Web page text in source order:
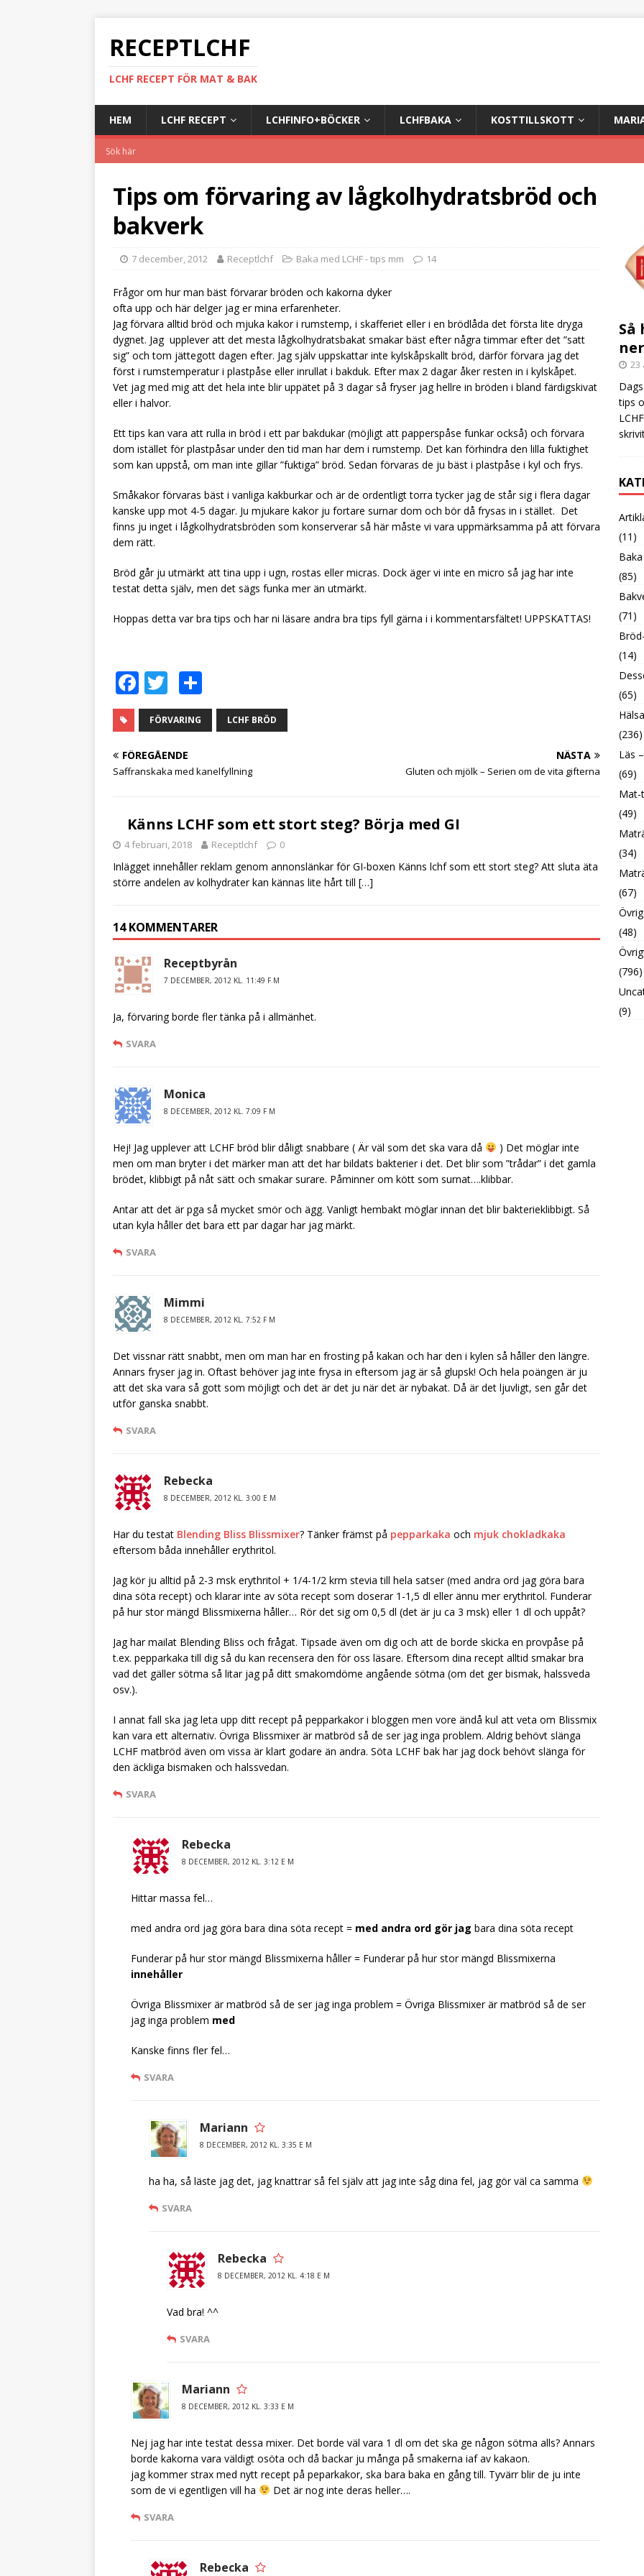
RECEPTLCHF
LCHF RECEPT FÖR MAT & BAK
HEM LCHF RECEPT LCHFINFO+BÖCKER LCHFBAKA KOSTTILLSKOTT
Tips om förvaring av lågkolhydratsbröd och
bakverk
7 december, 2012 Receptlchf Baka med LCHF - tips mm 14
Frågor om hur man bäst förvarar bröden och kakorna dyker
ofta upp och här delger jag er mina erfarenheter.
Jag förvara alltid bröd och mjuka kakor i rumstemp, i skafferiet eller i en brödlåda det första lite dryga
dygnet. Jag upplever att det mesta lågkolhydratsbakat smakar bäst efter några timmar efter det ”satt
sig” och tom jättegott dagen efter. Jag själv uppskattar inte kylskåpskallt bröd, därför förvara jag det
först i rumstemperatur i plastpåse eller inrullat i bakduk. Efter max 2 dagar åker resten in i kylskåpet.
Vet jag med mig att det hela inte blir uppätet på 3 dagar så fryser jag hellre in bröden i bland färdigskivat
eller i halvor.
Ett tips kan vara att rulla in bröd i ett par bakdukar (möjligt att papperspåse funkar också) och förvara
dom istället för plastpåsar under den tid man har dem i rumstemp. Det kan förhindra den lilla fuktighet
som kan uppstå, om man inte gillar ”fuktiga” bröd. Sedan förvaras de ju bäst i plastpåse i kyl och frys.
Småkakor förvaras bäst i vanliga kakburkar och är de ordentligt torra tycker jag de står sig i flera dagar
kanske upp mot 4-5 dagar. Ju mjukare kakor ju fortare surnar dom och bör då frysas in i stället. Det
finns ju inget i lågkolhydratsbröden som konserverar så här måste vi vara uppmärksamma på att förvara
dem rätt.
Bröd går ju utmärkt att tina upp i ugn, rostas eller micras. Dock äger vi inte en micro så jag har inte
testat detta själv, men det sägs funka mer än utmärkt.
Hoppas detta var bra tips och har ni läsare andra bra tips fyll gärna i i kommentarsfältet! UPPSKATTAS!
F
a
c
e
b
o
k
T
w
it
te
r
el
a
FÖRVARING LCHF BRÖD
FÖREGÅENDE
Saffranskaka med kanelfyllning
NÄSTA
Gluten och mjölk – Serien om de vita gifterna
Känns LCHF som ett stort steg? Börja med GI
4 februari, 2018 Receptlchf 0
Inlägget innehåller reklam genom annonslänkar för GI-boxen Känns lchf som ett stort steg? Att sluta äta
större andelen av kolhydrater kan kännas lite hårt till […]
14 KOMMENTARER
Receptbyrån
7 DECEMBER, 2012 KL. 11:49 F M
Ja, förvaring borde fler tänka på i allmänhet.
SVARA
Monica
8 DECEMBER, 2012 KL. 7:09 F M
Hej! Jag upplever att LCHF bröd blir dåligt snabbare ( Är väl som det ska vara då
) Det möglar inte
men om man bryter i det märker man att det har bildats bakterier i det. Det blir som ”trådar” i det gamla
brödet, klibbigt på nåt sätt och smakar surare. Påminner om kött som surnat….klibbar.
Antar att det är pga så mycket smör och ägg. Vanligt hembakt möglar innan det blir bakterieklibbigt. Så
utan kyla håller det bara ett par dagar har jag märkt.
SVARA
Mimmi
8 DECEMBER, 2012 KL. 7:52 F M
Det vissnar rätt snabbt, men om man har en frosting på kakan och har den i kylen så håller den längre.
Annars fryser jag in. Oftast behöver jag inte frysa in eftersom jag är så glupsk! Och hela poängen är ju
att det ska vara så gott som möjligt och det är det ju när det är nybakat. Då är det ljuvligt, sen går det
utför ganska snabbt.
SVARA
Rebecka
8 DECEMBER, 2012 KL. 3:00 E M
Har du testat Blending Bliss Blissmixer? Tänker främst på pepparkaka och mjuk chokladkaka
eftersom båda innehåller erythritol.
Jag kör ju alltid på 2-3 msk erythritol + 1/4-1/2 krm stevia till hela satser (med andra ord jag göra bara
dina söta recept) och klarar inte av söta recept som doserar 1-1,5 dl eller ännu mer erythritol. Funderar
på hur stor mängd Blissmixerna håller… Rör det sig om 0,5 dl (det är ju ca 3 msk) eller 1 dl och uppåt?
Jag har mailat Blending Bliss och frågat. Tipsade även om dig och att de borde skicka en provpåse på
t.ex. pepparkaka till dig så du kan recensera den för oss läsare. Eftersom dina recept alltid smakar bra
vad det gäller sötma så litar jag på ditt smakomdöme angående sötma (om det ger bismak, halssveda
osv.).
I annat fall ska jag leta upp ditt recept på pepparkakor i bloggen men vore ändå kul att veta om Blissmix
kan vara ett alternativ. Övriga Blissmixer är matbröd så de ser jag inga problem. Aldrig behövt slänga
LCHF matbröd även om vissa är klart godare än andra. Söta LCHF bak har jag dock behövt slänga för
den äckliga bismaken och halssvedan.
SVARA
Rebecka
8 DECEMBER, 2012 KL. 3:12 E M
Hittar massa fel…
med andra ord jag göra bara dina söta recept = med andra ord gör jag bara dina söta recept
Funderar på hur stor mängd Blissmixerna håller = Funderar på hur stor mängd Blissmixerna
innehåller
Övriga Blissmixer är matbröd så de ser jag inga problem = Övriga Blissmixer är matbröd så de ser
jag inga problem med
Kanske finns fler fel…
SVARA
Mariann
8 DECEMBER, 2012 KL. 3:35 E M
ha ha, så läste jag det, jag knattrar så fel själv att jag inte såg dina fel, jag gör väl ca samma
SVARA
Rebecka
8 DECEMBER, 2012 KL. 4:18 E M
Vad bra! ^^
SVARA
Mariann
8 DECEMBER, 2012 KL. 3:33 E M
Nej jag har inte testat dessa mixer. Det borde väl vara 1 dl om det ska ge någon sötma alls? Annars
borde kakorna vara väldigt osöta och då backar ju många på smakerna iaf av kakaon.
jag kommer strax med nytt recept på peparkakor, ska bara baka en gång till. Tyvärr blir de ju inte
som de vi egentligen vill ha
Det är nog inte deras heller….
SVARA
Rebecka
Så
23
tips
(11)
(85)
(71)
(14)
(65)
(236)
Läs
(69)
Mat-
(49)
(34)
(67)
(48)
(796)
(9)